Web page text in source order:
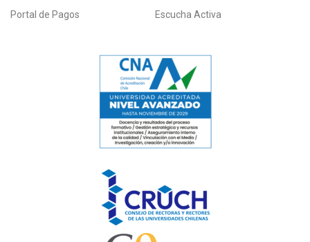
Portal de Pagos
Escucha Activa